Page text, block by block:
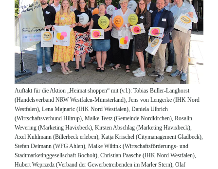
Auftakt für die Aktion „Heimat shoppen“ mit (v.l.): Tobias Buller-Langhorst
(Handelsverband NRW Westfalen-Münsterland), Jens von Lengerke (IHK Nord
Westfalen), Lena Majnaric (IHK Nord Westfalen), Daniela Ulbrich
(Wirtschaftsverbund Hiltrup), Maike Teetz (Gemeinde Nordkirchen), Rosalin
Wevering (Marketing Havixbeck), Kirsten Abschlag (Marketing Havixbeck),
Axel Kuhlmann (Billerbeck erleben), Katja Krischel (Citymanagement Gladbeck),
Stefan Deimann (WFG Ahlen), Maike Wiltink (Wirtschaftsförderungs- und
Stadtmarketinggesellschaft Bocholt), Christian Paasche (IHK Nord Westfalen),
Hubert Weprzedz (Verband der Gewerbetreibenden im Marler Stern), Olaf